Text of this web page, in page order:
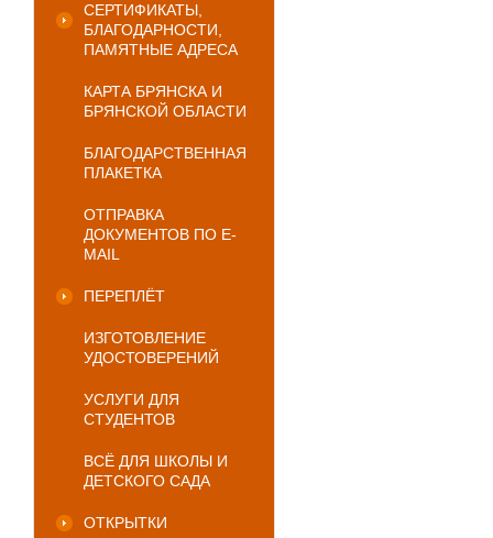
СЕРТИФИКАТЫ,
БЛАГОДАРНОСТИ,
ПАМЯТНЫЕ АДРЕСА
КАРТА БРЯНСКА И
БРЯНСКОЙ ОБЛАСТИ
БЛАГОДАРСТВЕННАЯ
ПЛАКЕТКА
ОТПРАВКА
ДОКУМЕНТОВ ПО E-
MAIL
ПЕРЕПЛЁТ
ИЗГОТОВЛЕНИЕ
УДОСТОВЕРЕНИЙ
УСЛУГИ ДЛЯ
СТУДЕНТОВ
ВСЁ ДЛЯ ШКОЛЫ И
ДЕТСКОГО САДА
ОТКРЫТКИ